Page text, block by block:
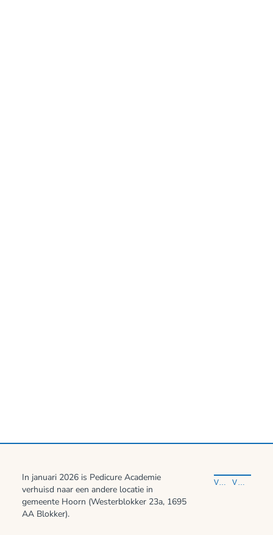
In januari 2026 is Pedicure Academie
verhuisd naar een andere locatie in
gemeente Hoorn (Westerblokker 23a, 1695
AA Blokker).
VORIG VERHAAL VOLGEND VERHAAL